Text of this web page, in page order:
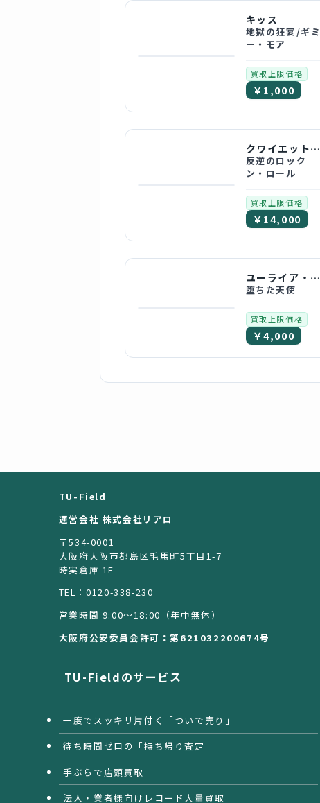
キッス
地獄の狂宴/ギミ
ー・モア
買取上限価格
￥1,000
クワイエット・ライオット
反逆のロック
ン・ロール
買取上限価格
￥14,000
ユーライア・ヒープ
堕ちた天使
買取上限価格
￥4,000
TU-Field
運営会社 株式会社リアロ
〒534-0001
大阪府大阪市都島区毛馬町5丁目1-7
時実倉庫 1F
TEL：0120-338-230
営業時間 9:00〜18:00（年中無休）
大阪府公安委員会許可：第621032200674号
TU-Fieldのサービス
一度でスッキリ片付く「ついで売り」
待ち時間ゼロの「持ち帰り査定」
手ぶらで店頭買取
法人・業者様向けレコード大量買取